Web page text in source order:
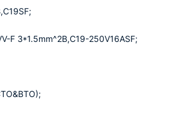
F 3*1.5mm^2B,C19-250V16ASF;